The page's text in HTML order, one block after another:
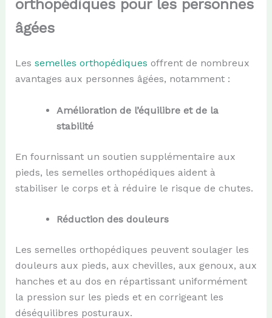
orthopédiques pour les personnes
âgées
Les semelles orthopédiques offrent de nombreux
avantages aux personnes âgées, notamment :
Amélioration de l’équilibre et de la
stabilité
En fournissant un soutien supplémentaire aux
pieds, les semelles orthopédiques aident à
stabiliser le corps et à réduire le risque de chutes.
Réduction des douleurs
Les semelles orthopédiques peuvent soulager les
douleurs aux pieds, aux chevilles, aux genoux, aux
hanches et au dos en répartissant uniformément
la pression sur les pieds et en corrigeant les
déséquilibres posturaux.